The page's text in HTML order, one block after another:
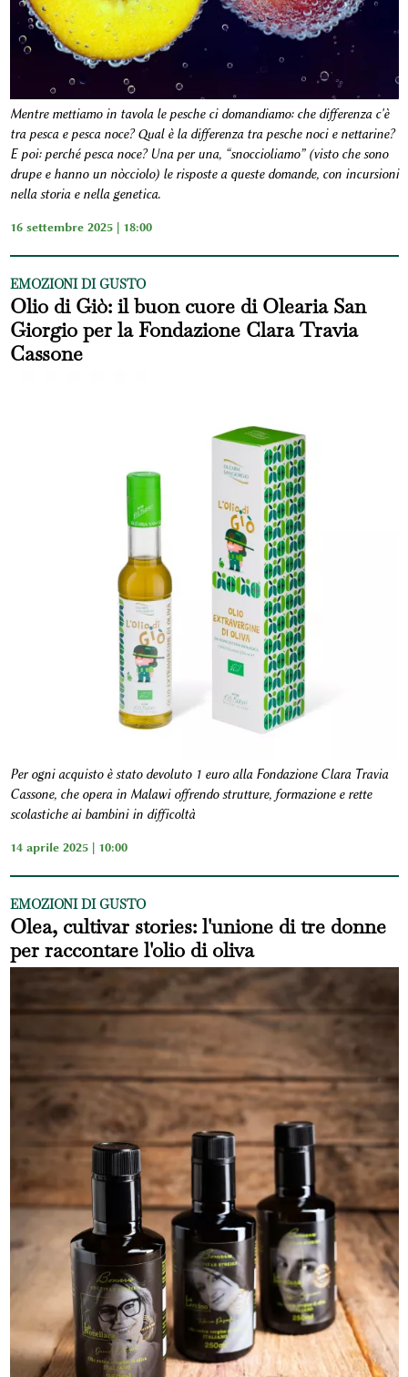
Mentre mettiamo in tavola le pesche ci domandiamo: che differenza c'è
tra pesca e pesca noce? Qual è la differenza tra pesche noci e nettarine?
E poi: perché pesca noce? Una per una, “snoccioliamo” (visto che sono
drupe e hanno un nòcciolo) le risposte a queste domande, con incursioni
nella storia e nella genetica.
16 settembre 2025 | 18:00
EMOZIONI DI GUSTO
Olio di Giò: il buon cuore di Olearia San
Giorgio per la Fondazione Clara Travia
Cassone
Per ogni acquisto è stato devoluto 1 euro alla Fondazione Clara Travia
Cassone, che opera in Malawi offrendo strutture, formazione e rette
scolastiche ai bambini in difficoltà
14 aprile 2025 | 10:00
EMOZIONI DI GUSTO
Olea, cultivar stories: l'unione di tre donne
per raccontare l'olio di oliva